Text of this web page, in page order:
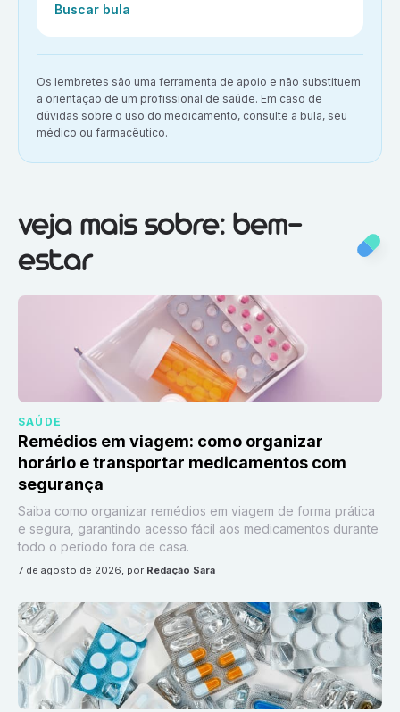
Ação:
Buscar bula
Aviso importante:
Os lembretes são uma ferramenta de apoio e não substituem
a orientação de um profissional de saúde. Em caso de
dúvidas sobre o uso do medicamento, consulte a bula, seu
médico ou farmacêutico.
Veja mais sobre:Bem-estar
veja mais sobre: bem-
estar
SAÚDE
Remédios em viagem: como organizar
horário e transportar medicamentos com
segurança
Saiba como organizar remédios em viagem de forma prática
e segura, garantindo acesso fácil aos medicamentos durante
todo o período fora de casa.
7 de agosto de 2026, por Redação Sara